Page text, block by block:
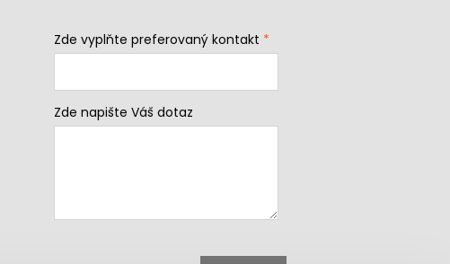
Zde vyplňte preferovaný kontakt *
Zde napište Váš dotaz